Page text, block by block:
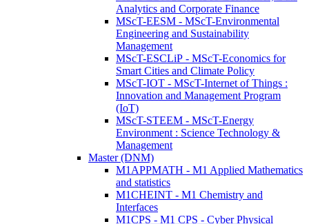
Analytics and Corporate Finance
MScT-EESM - MScT-Environmental
Engineering and Sustainability
Management
MScT-ESCLiP - MScT-Economics for
Smart Cities and Climate Policy
MScT-IOT - MScT-Internet of Things :
Innovation and Management Program
(IoT)
MScT-STEEM - MScT-Energy
Environment : Science Technology &
Management
Master (DNM)
M1APPMATH - M1 Applied Mathematics
and statistics
M1CHEINT - M1 Chemistry and
Interfaces
M1CPS - M1 CPS - Cyber Physical